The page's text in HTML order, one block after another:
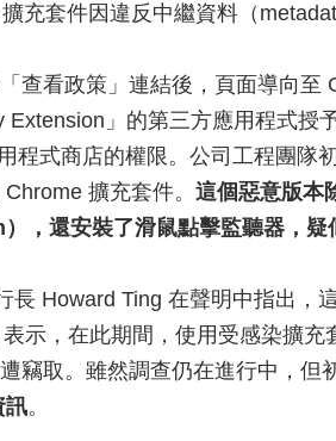
充套件因違反中繼資料（
查看政策」連結後，頁面導向至
Extension」的第三方應用程式
程式商店的權限。公司工程團隊
擴充套件。 這個惡意版本
，還安裝了滑鼠點擊監聽器，
長 Howard Ting 在聲明中指出，
示，在此期間，使用受感染擴
竊取。雖然調查仍在進行中，但
訊。